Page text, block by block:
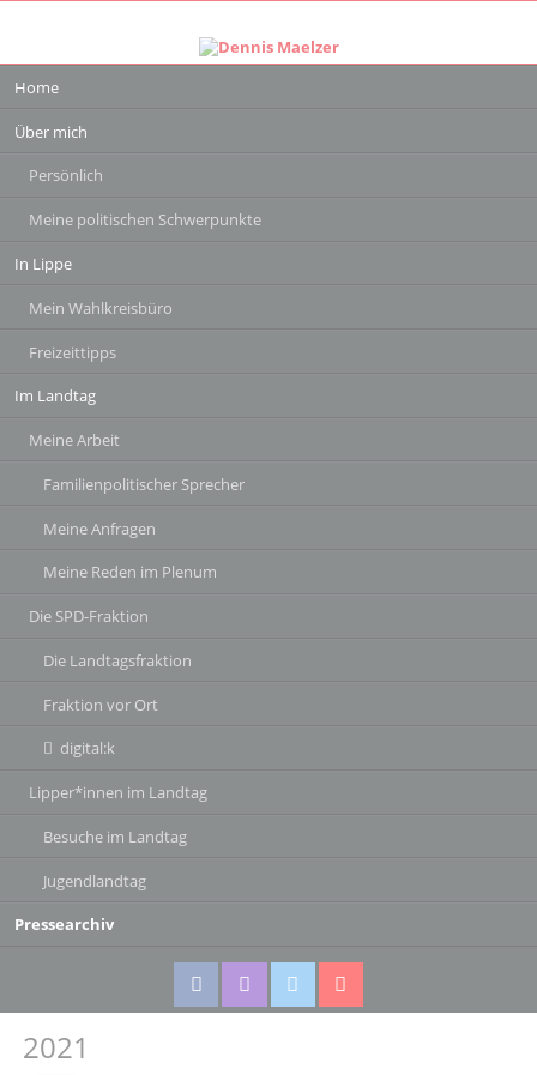
überspringen
Home
Über mich
Persönlich
Meine politischen Schwerpunkte
In Lippe
Mein Wahlkreisbüro
Freizeittipps
Im Landtag
Meine Arbeit
Familienpolitischer Sprecher
Meine Anfragen
Meine Reden im Plenum
Die SPD-Fraktion
Die Landtagsfraktion
Fraktion vor Ort
digital:k
Lipper*innen im Landtag
Besuche im Landtag
Jugendlandtag
Pressearchiv
2021